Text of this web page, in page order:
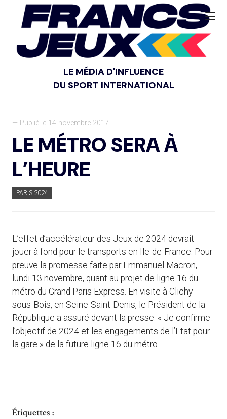
LE MÉDIA D'INFLUENCE
DU SPORT INTERNATIONAL
— Publié le 14 novembre 2017
LE MÉTRO SERA À
L’HEURE
PARIS 2024
L’effet d’accélérateur des Jeux de 2024 devrait
jouer à fond pour le transports en Ile-de-France. Pour
preuve la promesse faite par Emmanuel Macron,
lundi 13 novembre, quant au projet de ligne 16 du
métro du Grand Paris Express. En visite à Clichy-
sous-Bois, en Seine-Saint-Denis, le Président de la
République a assuré devant la presse: « Je confirme
l’objectif de 2024 et les engagements de l’Etat pour
la gare » de la future ligne 16 du métro.
Étiquettes :